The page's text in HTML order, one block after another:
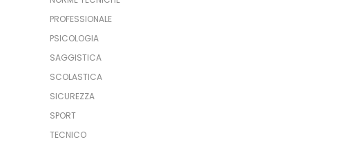
PROFESSIONALE
PSICOLOGIA
SAGGISTICA
SCOLASTICA
SICUREZZA
SPORT
TECNICO